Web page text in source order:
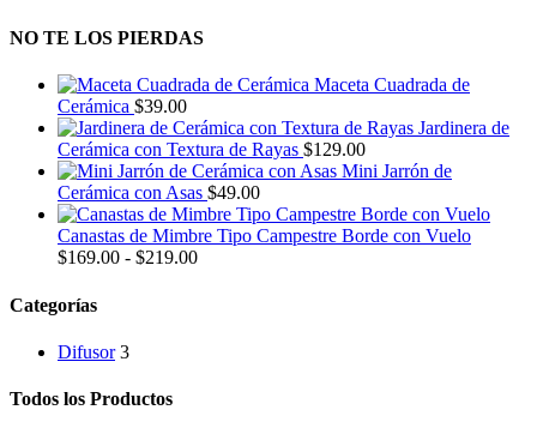
elegir
la
página
de
producto
NO TE LOS PIERDAS
Maceta Cuadrada de
Cerámica $39.00
Jardinera de
Cerámica con Textura de Rayas $129.00
Mini Jarrón de
Cerámica con Asas $49.00
Canastas de Mimbre Tipo Campestre Borde con Vuelo
$169.00 - $219.00Rango
Categorías
Difusor 3
Todos los Productos